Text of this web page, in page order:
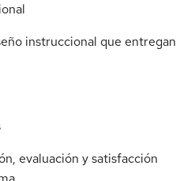
instruccional que entregan
evaluación y satisfacción